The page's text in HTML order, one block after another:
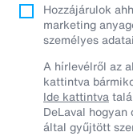
Hozzájárulok
marketing
személyes
A hírlevélről az
kattintva
Ide kattintva
DeLaval
által gyűjtött